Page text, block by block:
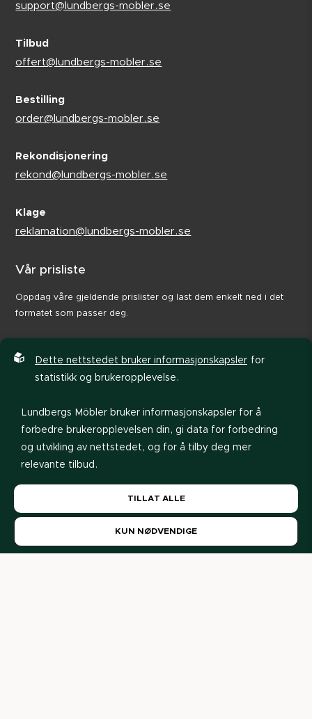
support@lundbergs-mobler.se
Tilbud
offert@lundbergs-mobler.se
Bestilling
order@lundbergs-mobler.se
Rekondisjonering
rekond@lundbergs-mobler.se
Klage
reklamation@lundbergs-mobler.se
Vår prisliste
Oppdag våre gjeldende prislister og last dem enkelt ned i det
formatet som passer deg.
Dette nettstedet bruker informasjonskapsler for
statistikk og brukeropplevelse.
Lundbergs Möbler bruker informasjonskapsler for å
forbedre brukeropplevelsen din, gi data for forbedring
og utvikling av nettstedet, og for å tilby deg mer
relevante tilbud.
endre valget senere, kan du gjøre det nederst på
siden.
KUN NØDVENDIGE
TILLAT ALLE